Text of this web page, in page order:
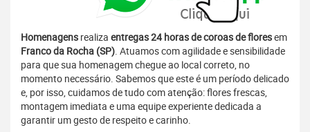
Homenagens realiza entregas 24 horas de coroas de floresem
Franco da Rocha (SP). Atuamos com agilidade e sensibilidade
para que sua homenagem chegue ao local correto, no
momento necessário. Sabemos que este é um período delicado
e, por isso, cuidamos de tudo com atenção: flores frescas,
montagem imediata e uma equipe experiente dedicada a
garantir um gesto de respeito e carinho.